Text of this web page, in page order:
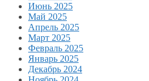
Июнь 2025
Май 2025
Апрель 2025
Март 2025
Февраль 2025
Январь 2025
Декабрь 2024